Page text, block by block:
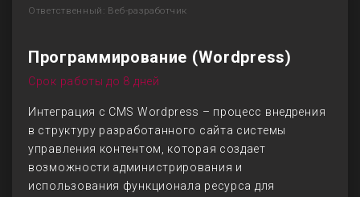
Ответственный: Веб-разработчик
Программирование (Wordpress)
Срок работы до 8 дней
Интеграция с CMS Wordpress – процесс внедрения
в структуру разработанного сайта системы
управления контентом, которая создает
возможности администрирования и
использования функционала ресурса для